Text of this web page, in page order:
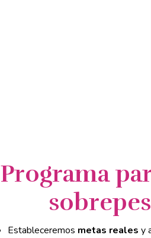
Programa
Estableceremos metas reales y